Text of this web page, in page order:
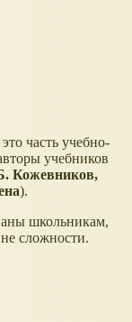
часть учебно-
учебников
Кожевников,
).
школьникам,
сложности.